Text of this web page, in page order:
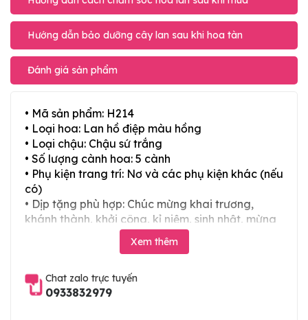
Hướng dẫn bảo dưỡng cây lan sau khi hoa tàn
Đánh giá sản phẩm
• Mã sản phẩm: H214
• Loại hoa: Lan hồ điệp màu hồng
• Loại chậu: Chậu sứ trắng
• Số lượng cành hoa: 5 cành
• Phụ kiện trang trí: Nơ và các phụ kiện khác (nếu
có)
• Dịp tặng phù hợp: Chúc mừng khai trương,
khánh thành, khởi công, kỉ niệm, sinh nhật, mừng
thọ, mừng cưới, tân gia và các ngày lễ tết trong
Xem thêm
Chat zalo trực tuyến
0933832979